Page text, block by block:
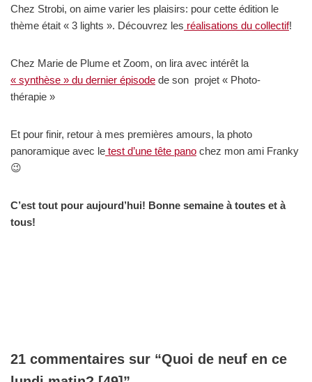
Chez Strobi, on aime varier les plaisirs: pour cette édition le
thème était « 3 lights ». Découvrez les réalisations du collectif!
Chez Marie de Plume et Zoom, on lira avec intérêt la
« synthèse » du dernier épisode de son projet « Photo-
thérapie »
Et pour finir, retour à mes premières amours, la photo
panoramique avec le test d’une tête pano chez mon ami Franky
😉
C’est tout pour aujourd’hui! Bonne semaine à toutes et à
tous!
21 commentaires sur “Quoi de neuf en ce